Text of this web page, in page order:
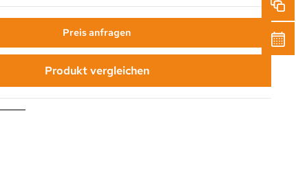
Preis anfragen
Produkt vergleichen